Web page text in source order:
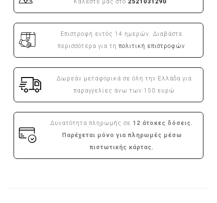
Καλέστε μας στο 2521031290
Επιστροφή εντός 14 ημερών. Διαβάστε
περισσότερα για τηπολιτική επιστροφών
Δωρεάν μεταφορικά σε όλη την Ελλάδα για
παραγγελίες άνω των 150 ευρώ
Δυνατότητα πληρωμής σε 12 άτοκες δόσεις.
Παρέχεται μόνο για πληρωμές μέσω
πιστωτικής κάρτας.